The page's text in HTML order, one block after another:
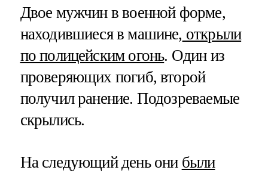
Двое мужчин в военной форме,
находившиеся в машине, открыли
по полицейским огонь. Один из
проверяющих погиб, второй
получил ранение. Подозреваемые
скрылись.
На следующий день они были